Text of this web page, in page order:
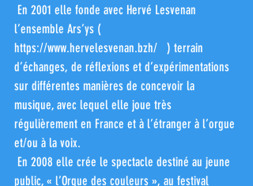
l’ensemble Ars’ys (
https://www.hervelesvenan.bzh/   ) terrain
d’échanges, de réflexions et d’expérimentations
sur différentes manières de concevoir la
musique, avec lequel elle joue très
régulièrement en France et à l’étranger à l’orgue
et/ou à la voix.
public, « l’Orgue des couleurs », au festival